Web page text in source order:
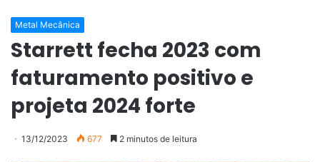
Metal Mecânica
Starrett fecha 2023 com
faturamento positivo e
projeta 2024 forte
13/12/2023 677 2 minutos de leitura